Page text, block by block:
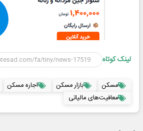
لینک کوتاه
مسکن بازار مسکن اجاره مسکن
معافیت‌های مالیاتی